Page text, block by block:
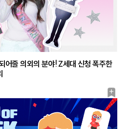
북
마
크
어줄 의외의 분야! Z세대 신청 폭주한